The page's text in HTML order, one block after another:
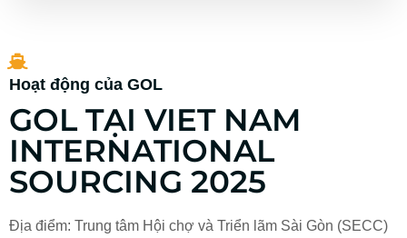
Hoạt động của GOL
GOL TẠI VIET NAM
INTERNATIONAL
SOURCING 2025
Địa điểm: Trung tâm Hội chợ và Triển lãm Sài Gòn (SECC)